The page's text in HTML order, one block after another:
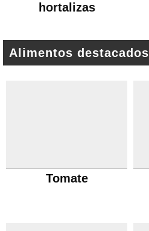
hortalizas
Alimentos destacados
Tomate